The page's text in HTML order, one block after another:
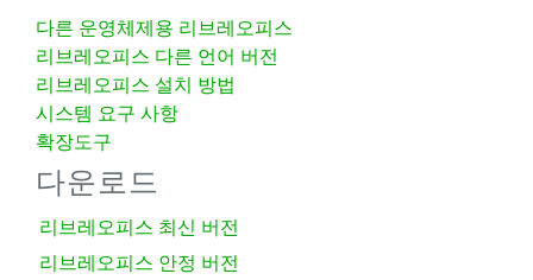
다른 운영체제용 리브레오피스
리브레오피스 다른 언어 버전
리브레오피스 설치 방법
시스템 요구 사항
확장도구
다운로드
리브레오피스 최신 버전
리브레오피스 안정 버전